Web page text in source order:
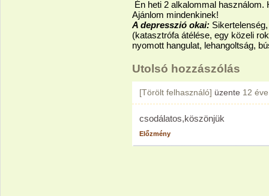
Én heti 2 alkalommal
Ajánlom mindenkinek!
A depresszió okai:
(katasztrófa átélése, egy közeli
nyomott hangulat, lehangoltság,
Utolsó hozzászólás
[Törölt felhasználó] üzente 12 éve
csodálatos,köszönjük
Előzmény